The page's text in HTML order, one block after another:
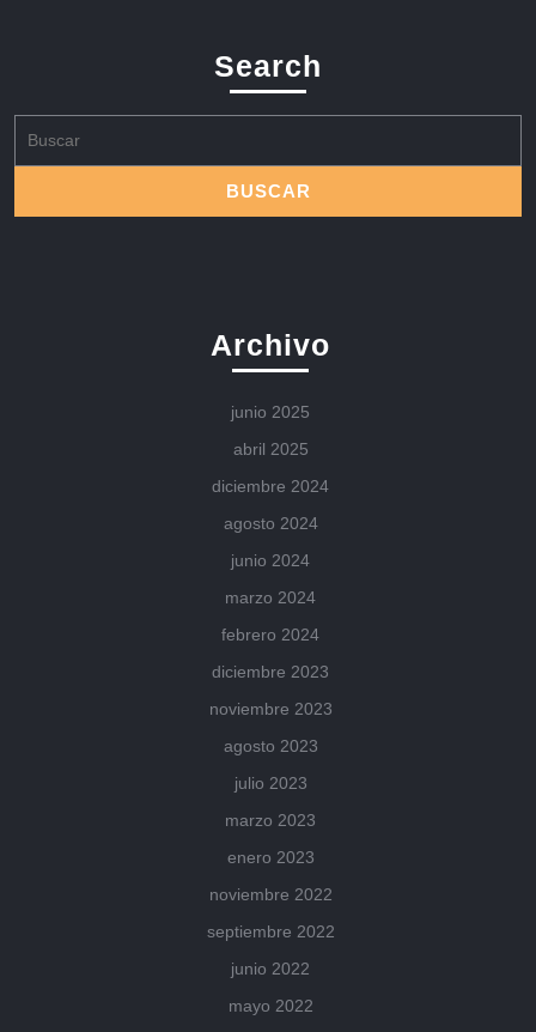
Search
Archivo
junio 2025
abril 2025
diciembre 2024
agosto 2024
junio 2024
marzo 2024
febrero 2024
diciembre 2023
noviembre 2023
agosto 2023
julio 2023
marzo 2023
enero 2023
noviembre 2022
septiembre 2022
junio 2022
mayo 2022